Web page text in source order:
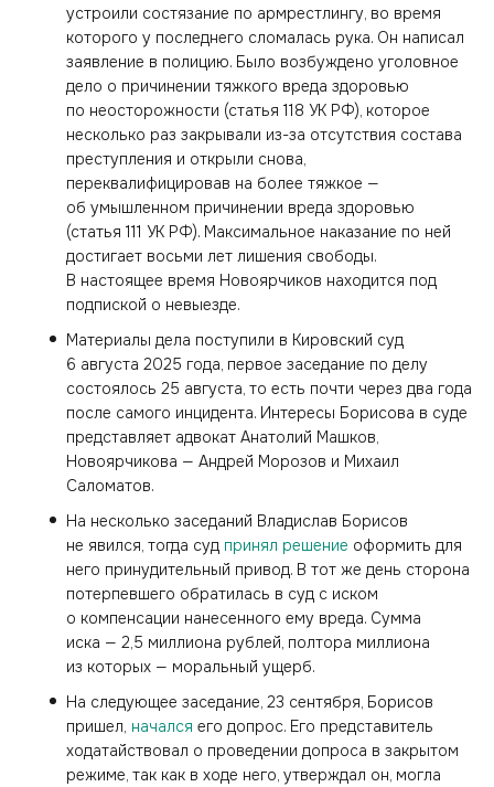
устроили состязание по армрестлингу, во время
которого у последнего сломалась рука. Он написал
заявление в полицию. Было возбуждено уголовное
дело о причинении тяжкого вреда здоровью
по неосторожности (статья 118 УК РФ), которое
несколько раз закрывали из-за отсутствия состава
преступления и открыли снова,
переквалифицировав на более тяжкое —
об умышленном причинении вреда здоровью
(статья 111 УК РФ). Максимальное наказание по ней
достигает восьми лет лишения свободы.
В настоящее время Новоярчиков находится под
подпиской о невыезде.
Материалы дела поступили в Кировский суд
6 августа 2025 года, первое заседание по делу
состоялось 25 августа, то есть почти через два года
после самого инцидента. Интересы Борисова в суде
представляет адвокат Анатолий Машков,
Новоярчикова — Андрей Морозов и Михаил
Саломатов.
На несколько заседаний Владислав Борисов
не явился, тогда суд принял решение оформить для
него принудительный привод. В тот же день сторона
потерпевшего обратилась в суд с иском
о компенсации нанесенного ему вреда. Сумма
иска — 2,5 миллиона рублей, полтора миллиона
из которых — моральный ущерб.
На следующее заседание, 23 сентября, Борисов
пришел, начался его допрос. Его представитель
ходатайствовал о проведении допроса в закрытом
режиме, так как в ходе него, утверждал он, могла